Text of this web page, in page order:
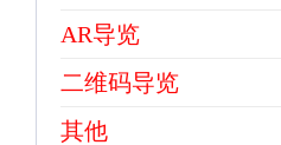
AR导览
二维码导览
其他